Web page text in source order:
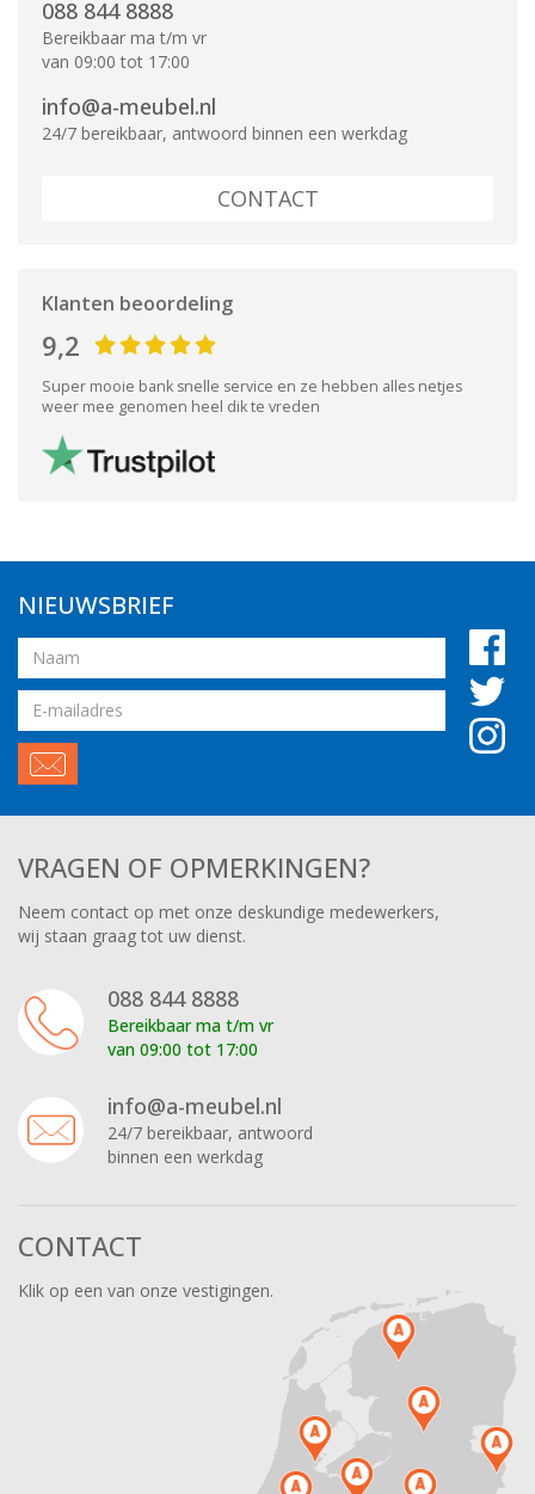
088 844 8888
Bereikbaar ma t/m vr
van 09:00 tot 17:00
info@a-meubel.nl
24/7 bereikbaar, antwoord binnen een werkdag
CONTACT
Klanten beoordeling
9,2
Super mooie bank snelle service en ze hebben alles netjes
weer mee genomen heel dik te vreden
NIEUWSBRIEF
Naam
Email
VRAGEN OF OPMERKINGEN?
Neem contact op met onze deskundige medewerkers,
wij staan graag tot uw dienst.
088 844 8888
Bereikbaar ma t/m vr
van 09:00 tot 17:00
info@a-meubel.nl
24/7 bereikbaar, antwoord
binnen een werkdag
CONTACT
Klik op een van onze vestigingen.